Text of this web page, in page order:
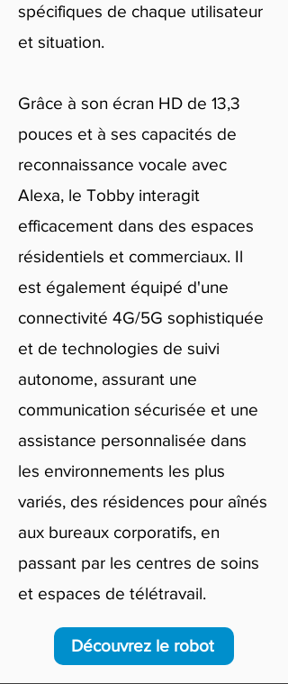
spécifiques de chaque utilisateur
et situation.
Grâce à son écran HD de 13,3
pouces et à ses capacités de
reconnaissance vocale avec
Alexa, le Tobby interagit
efficacement dans des espaces
résidentiels et commerciaux. Il
est également équipé d'une
connectivité 4G/5G sophistiquée
et de technologies de suivi
autonome, assurant une
communication sécurisée et une
assistance personnalisée dans
les environnements les plus
variés, des résidences pour aînés
aux bureaux corporatifs, en
passant par les centres de soins
et espaces de télétravail.
Découvrez le robot